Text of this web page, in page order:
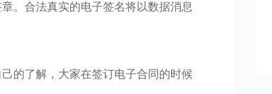
。合法真实的电子签名将以数据消息
的了解，大家在签订电子合同的时候